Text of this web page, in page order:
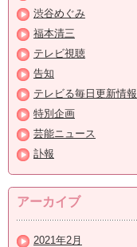
渋谷めぐみ
福本清三
テレビ視聴
告知
テレビる毎日更新情報
特別企画
芸能ニュース
訃報
アーカイブ
2021年2月